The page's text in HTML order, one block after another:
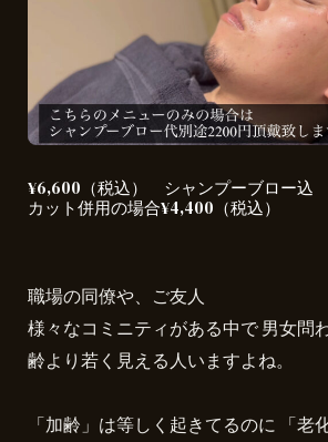
¥6,600（税込） シャンプーブロー込
カット併用の場合¥4,400（税込）
職場の同僚や、ご友人
様々なコミニティがある中で 男女問
齢より若く見える人いますよね。
「加齢」は等しく起きてるのに 「老